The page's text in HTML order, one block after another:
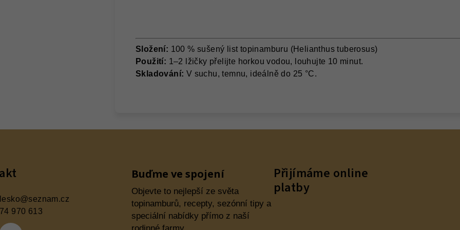
Složení: 100 % sušený list topinamburu (Helianthus tuberosus)
Použití: 1–2 lžičky přelijte horkou vodou, louhujte 10 minut.
Skladování: V suchu, temnu, ideálně do 25 °C.
@seznam.cz
970 613
Buďme ve spojení
Objevte to nejlepší ze světa
topinamburů, recepty, sezónní tipy a
speciální nabídky přímo z naší
rodinné farmy.
Přijímáme online
platby